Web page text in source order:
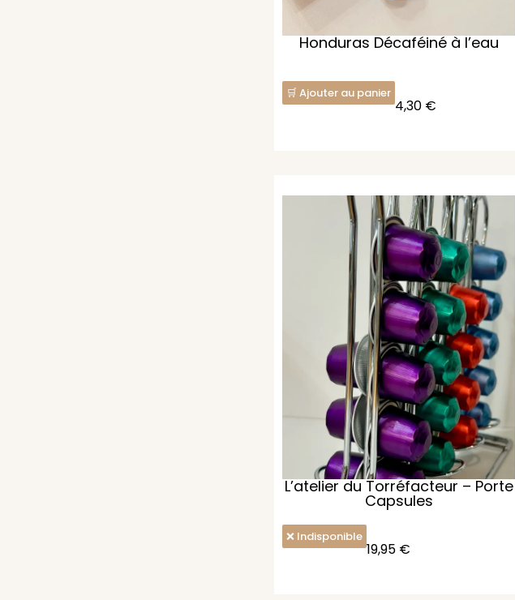
Honduras Décaféiné à l’eau
Ajouter au panier
4,30 €
L’atelier du Torréfacteur – Porte
Capsules
Indisponible
19,95 €